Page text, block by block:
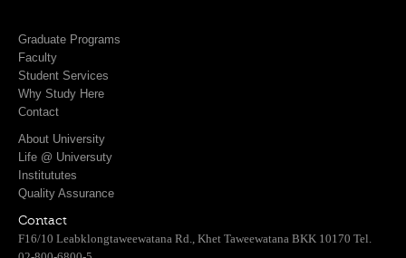
Graduate Programs
Faculty
Student Services
Why Study Here
Contact
About University
Life @ Universuty
Institututes
Quality Assurance
Contact
F16/10 Leabklongtaweewatana Rd., Khet Taweewatana BKK 10170 Tel.